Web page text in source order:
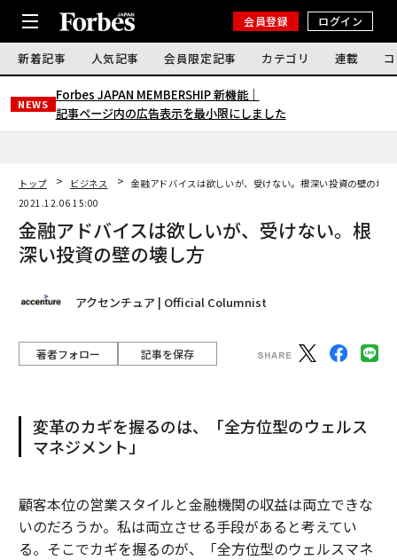
会員登録 ログイン
新着記事 人気記事 会員限定記事 カテゴリ 連載
NEWS
Forbes JAPAN MEMBERSHIP 新機能｜
記事ページ内の広告表示を最小限にしました
トップ ビジネス
金融アドバイスは欲しいが、受けない。根深い投資の壁の壊し
2021.12.06 15:00
金融アドバイスは欲しいが、受けない。根
深い投資の壁の壊し方
アクセンチュア | Official Columnist
著者フォロー 記事を保存
変革のカギを握るのは、「全方位型のウェルス
マネジメント」
顧客本位の営業スタイルと金融機関の収益は両立できな
いのだろうか。私は両立させる手段があると考えてい
る。そこでカギを握るのが、「全方位型のウェルスマネ